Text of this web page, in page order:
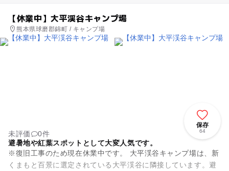
【休業中】大平渓谷キャンプ場
熊本県球磨郡錦町 / キャンプ場
保存
64
未評価
0件
避暑地や紅葉スポットとして大変人気です。
※復旧工事のため現在休業中です。 大平渓谷キャンプ場は、新
くまもと百景に選定されている大平渓谷に隣接しています。避